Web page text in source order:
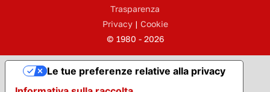
Trasparenza
Privacy| Cookie
© 1980 - 2026
Le tue preferenze relative alla privacy